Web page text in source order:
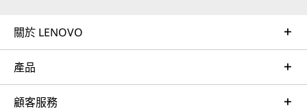
關於 LENOVO
產品
顧客服務